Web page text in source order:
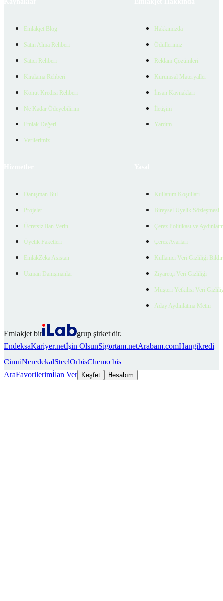
Emlakjet Blog
Satın Alma Rehberi
Satıcı Rehberi
Kiralama Rehberi
Konut Kredisi Rehberi
Ne Kadar Ödeyebilirim
Emlak Değeri
Verilerimiz
Hakkımızda
Ödüllerimiz
Reklam Çözümleri
Kurumsal Materyaller
İnsan Kaynakları
İletişim
Yardım
Danışman Bul
Projeler
Ücretsiz İlan Verin
Üyelik Paketleri
EmlakZeka Asistan
Uzman Danışmanlar
Kullanım Koşulları
Bireysel Üyelik Sözleşmesi
Çerez Politikası ve
Çerez Ayarları
Kullanıcı Veri Gizliliği
Ziyaretçi Veri Gizliliği
Müşteri Yetkilisi Veri
Aday Aydınlatma Metni
Emlakjet bir
grup şirketidir.
EndeksaKariyer.netİşin OlsunSigortam.netArabam.comHangikredi
CimriNeredekalSteelOrbisChemorbis
AraFavorilerimİlan Ver Keşfet Hesabım